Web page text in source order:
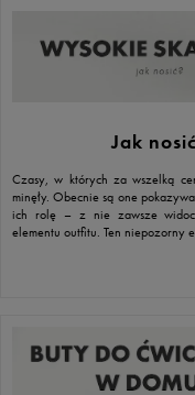
Jak
Czasy, w których za wszelką
minęły. Obecnie są one
ich rolę – z nie zawsze
elementu outfitu. Ten niepozorny